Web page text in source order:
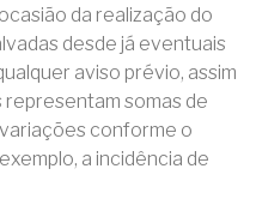
da realização do
desde já eventuais
aviso prévio, assim
somas de
conforme o
a incidência de